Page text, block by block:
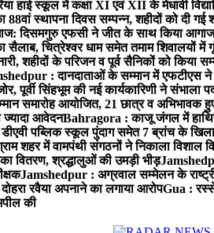
हाई स्कूल में कक्षा XI एवं XII के मेधावी
स्थापना दिवस सम्पन्न, शहीदों को दी गई
दिसमगुरु एफसी ने जीत के साथ किया आगाज,
चित्रेश्वर धाम समेत तमाम शिवालयों में
शहीदों के परिजन व पूर्व सैनिकों को किया
: दानदाताओं के सम्मान में एफटीएस ने
पूर्वी सिंहभूम की नई कार्यकारिणी ने संभाला
समारोह आयोजित, 21 छात्र व अभिभावक
आवेदनBahragora : काजू जंगल में
पब्लिक स्कूल पुंदाग समेत 7 ब्रांच के
शहर में वामपंथी संगठनों ने निकाला विशाल
का वितरण, श्रद्धालुओं की उमड़ी भीड़
Jamshedpur : अग्रवाल सम्मेलन के
रवैया अपनाने का लगाया आरोपGua :
की